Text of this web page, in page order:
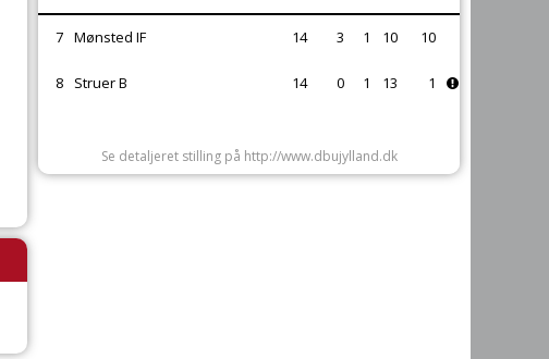
7 Mønsted IF 14 3 1 10 10
8 Struer B 14 0 1 13 1
Se detaljeret stilling på http://www.dbujylland.dk